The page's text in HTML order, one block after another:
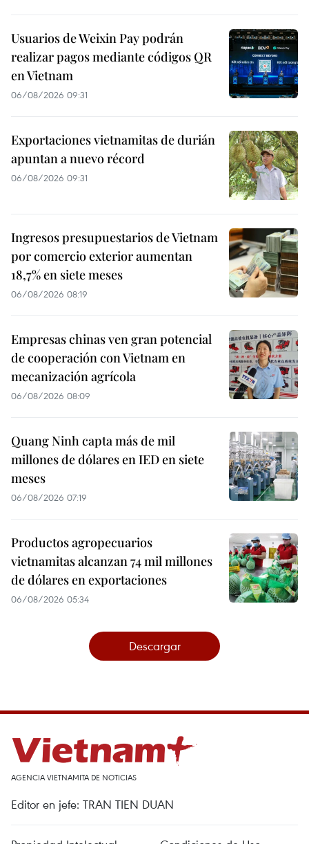
Usuarios de Weixin Pay podrán
realizar pagos mediante códigos QR
en Vietnam
06/08/2026 09:31
Exportaciones vietnamitas de durián
apuntan a nuevo récord
06/08/2026 09:31
Ingresos presupuestarios de Vietnam
por comercio exterior aumentan
18,7% en siete meses
06/08/2026 08:19
Empresas chinas ven gran potencial
de cooperación con Vietnam en
mecanización agrícola
06/08/2026 08:09
Quang Ninh capta más de mil
millones de dólares en IED en siete
meses
06/08/2026 07:19
Productos agropecuarios
vietnamitas alcanzan 74 mil millones
de dólares en exportaciones
06/08/2026 05:34
Descargar
AGENCIA VIETNAMITA DE NOTICIAS
Editor en jefe: TRAN TIEN DUAN